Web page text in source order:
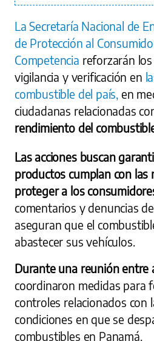
La Secretaría Nacional de
de Protección al
Competencia reforzarán
vigilancia y verificación en
combustible del país, en
ciudadanas relacionadas
rendimiento del
Las acciones buscan
productos cumplan con las
proteger a los
comentarios y denuncias
aseguran que el
abastecer sus vehículos.
Durante una reunión entre
coordinaron medidas para
controles relacionados con
condiciones en que se
combustibles en Panamá.